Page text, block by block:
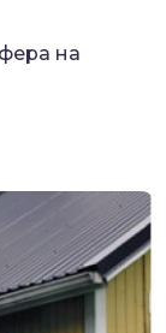
на